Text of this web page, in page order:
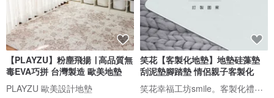
【PLAYZU】粉塵飛揚 ∣ 高品質無
毒EVA巧拼 台灣製造 歐美地墊
PLAYZU 歐美設計地墊
笑花【客製化地墊】地墊硅藻墊
刮泥墊腳踏墊 情侶親子客製化
笑花幸福工坊smile。客製化禮物。